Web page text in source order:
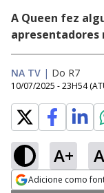
A Queen fez
NA TV | Do R7
10/07/2025 - 23H54
A+
Adicione como